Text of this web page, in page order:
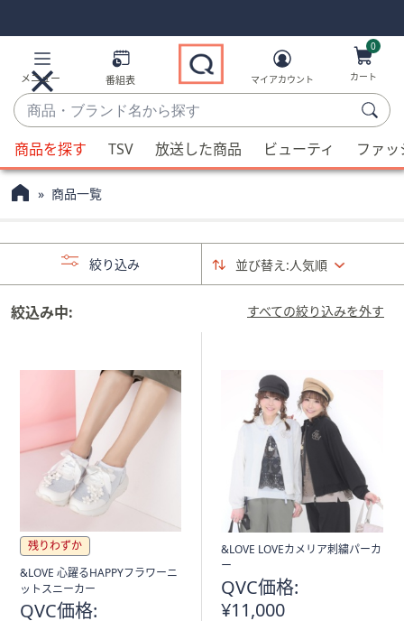
Links
Links2
メニュー 番組表
商
品・
ブ
ラ
ン
す
候
補
が
利
可
な
場
下
た
は
タ
ッ
チ
マイアカウント
0
カート
商品を探す TSV 放送した商品 ビューティ ファ
商品一覧
並び替え:人気順
絞り込み
すべての絞り込みを外す
絞込み中:
残りわずか
&LOVE 心躍るHAPPYフラワーニ
ットスニーカー
QVC価格:
&LOVE LOVEカメリア刺繍パーカ
ー
QVC価格:
¥11,000